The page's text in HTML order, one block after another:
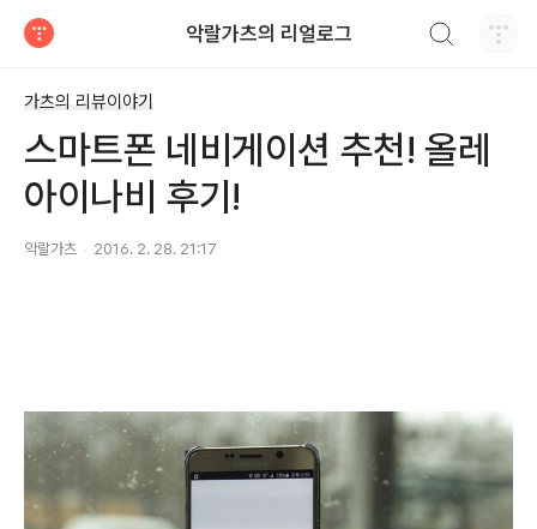
악랄가츠의 리얼로그
가츠의 리뷰이야기
스마트폰 네비게이션 추천! 올레
아이나비 후기!
악랄가츠 2016. 2. 28. 21:17